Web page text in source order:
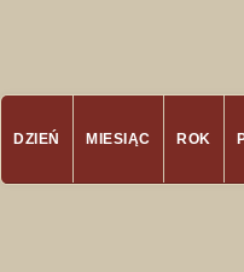
DZIEŃ MIESIĄC ROK